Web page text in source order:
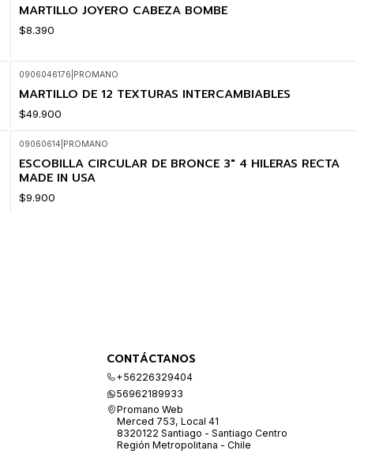
MARTILLO JOYERO CABEZA BOMBE
$8.390
0906046176 PROMANO
MARTILLO DE 12 TEXTURAS INTERCAMBIABLES
$49.900
09060614 PROMANO
ESCOBILLA CIRCULAR DE BRONCE 3" 4 HILERAS RECTA
MADE IN USA
$9.900
CONTÁCTANOS
+56226329404
56962189933
Promano Web
Merced 753, Local 41
8320122 Santiago - Santiago Centro
Región Metropolitana - Chile